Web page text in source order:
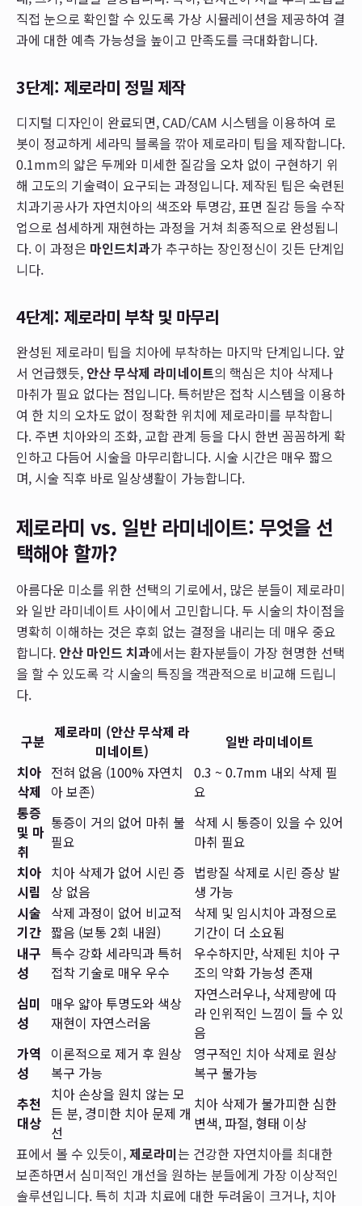
직접 눈으로 확인할 수 있도록 가상 시뮬레이션을 제공하여 결
과에 대한 예측 가능성을 높이고 만족도를 극대화합니다.
3단계: 제로라미 정밀 제작
디지털 디자인이 완료되면, CAD/CAM 시스템을 이용하여 로
봇이 정교하게 세라믹 블록을 깎아 제로라미 팁을 제작합니다.
0.1mm의 얇은 두께와 미세한 질감을 오차 없이 구현하기 위
해 고도의 기술력이 요구되는 과정입니다. 제작된 팁은 숙련된
치과기공사가 자연치아의 색조와 투명감, 표면 질감 등을 수작
업으로 섬세하게 재현하는 과정을 거쳐 최종적으로 완성됩니
다. 이 과정은 마인드치과가 추구하는 장인정신이 깃든 단계입
니다.
4단계: 제로라미 부착 및 마무리
완성된 제로라미 팁을 치아에 부착하는 마지막 단계입니다. 앞
서 언급했듯, 안산 무삭제 라미네이트의 핵심은 치아 삭제나
마취가 필요 없다는 점입니다. 특허받은 접착 시스템을 이용하
여 한 치의 오차도 없이 정확한 위치에 제로라미를 부착합니
다. 주변 치아와의 조화, 교합 관계 등을 다시 한번 꼼꼼하게 확
인하고 다듬어 시술을 마무리합니다. 시술 시간은 매우 짧으
며, 시술 직후 바로 일상생활이 가능합니다.
제로라미 vs. 일반 라미네이트: 무엇을 선
택해야 할까?
아름다운 미소를 위한 선택의 기로에서, 많은 분들이 제로라미
와 일반 라미네이트 사이에서 고민합니다. 두 시술의 차이점을
명확히 이해하는 것은 후회 없는 결정을 내리는 데 매우 중요
합니다. 안산 마인드 치과에서는 환자분들이 가장 현명한 선택
을 할 수 있도록 각 시술의 특징을 객관적으로 비교해 드립니
다.
구분 제로라미 (안산 무삭제 라
미네이트)
일반 라미네이트
치아
삭제
전혀 없음 (100% 자연치
아 보존)
0.3 ~ 0.7mm 내외 삭제 필
요
통증
및 마
취
통증이 거의 없어 마취 불
필요
삭제 시 통증이 있을 수 있어
마취 필요
치아
시림
치아 삭제가 없어 시린 증
상 없음
법랑질 삭제로 시린 증상 발
생 가능
시술
기간
삭제 과정이 없어 비교적
짧음 (보통 2회 내원)
삭제 및 임시치아 과정으로
기간이 더 소요됨
내구
성
특수 강화 세라믹과 특허
접착 기술로 매우 우수
우수하지만, 삭제된 치아 구
조의 약화 가능성 존재
심미
성
매우 얇아 투명도와 색상
재현이 자연스러움
자연스러우나, 삭제량에 따
라 인위적인 느낌이 들 수 있
음
가역
성
이론적으로 제거 후 원상
복구 가능
영구적인 치아 삭제로 원상
복구 불가능
추천
대상
치아 손상을 원치 않는 모
든 분, 경미한 치아 문제 개
선
치아 삭제가 불가피한 심한
변색, 파절, 형태 이상
표에서 볼 수 있듯이,제로라미는 건강한 자연치아를 최대한
보존하면서 심미적인 개선을 원하는 분들에게 가장 이상적인
솔루션입니다. 특히 치과 치료에 대한 두려움이 크거나, 치아